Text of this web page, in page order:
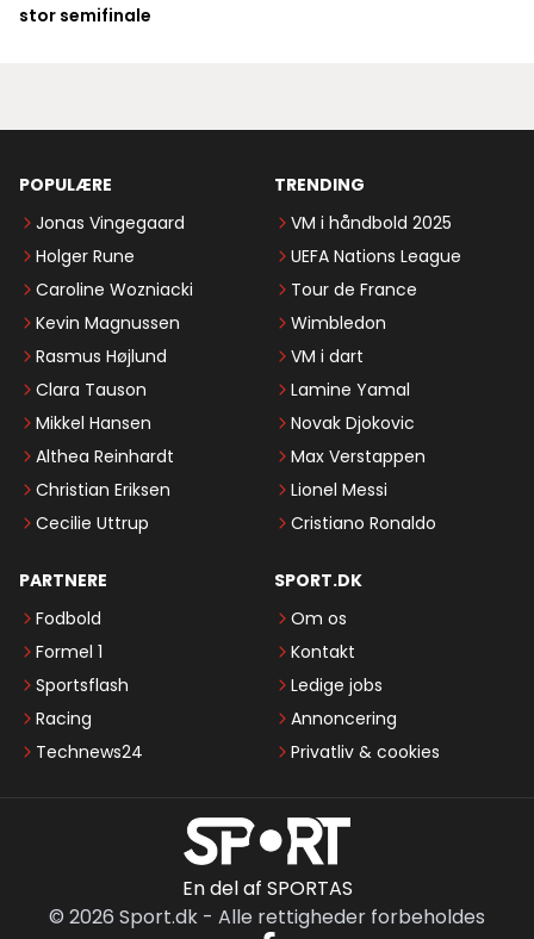
stor semifinale
POPULÆRE
Jonas Vingegaard
Holger Rune
Caroline Wozniacki
Kevin Magnussen
Rasmus Højlund
Clara Tauson
Mikkel Hansen
Althea Reinhardt
Christian Eriksen
Cecilie Uttrup
TRENDING
VM i håndbold 2025
UEFA Nations League
Tour de France
Wimbledon
VM i dart
Lamine Yamal
Novak Djokovic
Max Verstappen
Lionel Messi
Cristiano Ronaldo
PARTNERE
Fodbold
Formel 1
Sportsflash
Racing
Technews24
SPORT.DK
Om os
Kontakt
Ledige jobs
Annoncering
Privatliv & cookies
En del af SPORTAS
© 2026 Sport.dk - Alle rettigheder forbeholdes